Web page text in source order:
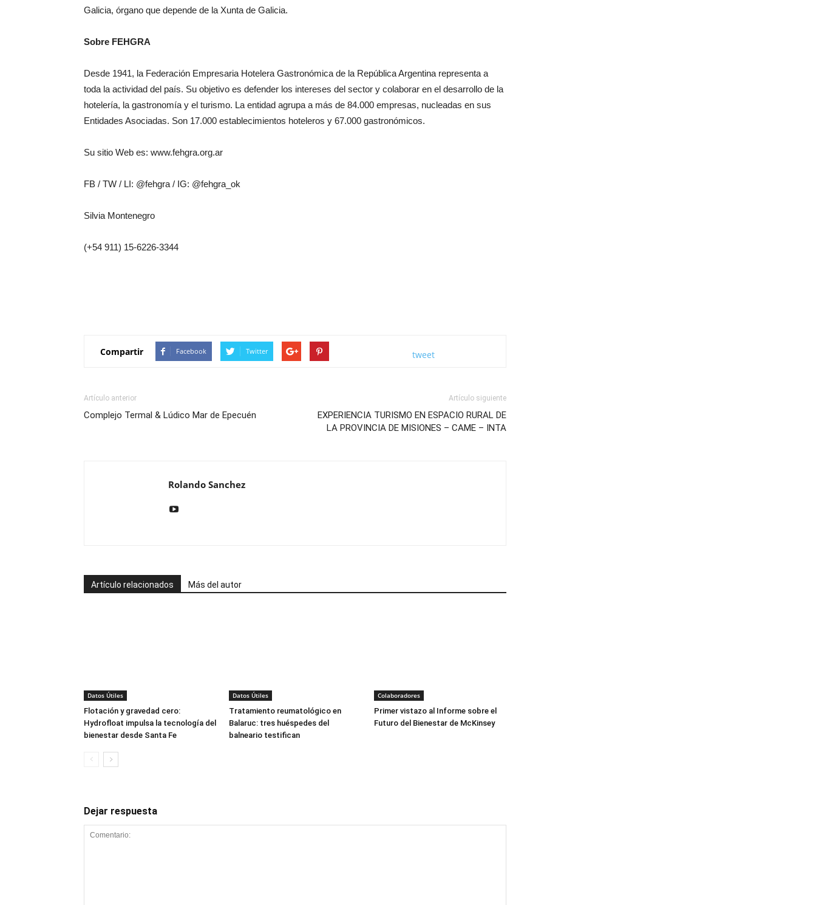
Galicia, órgano que depende de la Xunta de Galicia.
Sobre FEHGRA
Desde 1941, la Federación Empresaria Hotelera Gastronómica de la República Argentina representa a
toda la actividad del país. Su objetivo es defender los intereses del sector y colaborar en el desarrollo de la
hotelería, la gastronomía y el turismo. La entidad agrupa a más de 84.000 empresas, nucleadas en sus
Entidades Asociadas. Son 17.000 establecimientos hoteleros y 67.000 gastronómicos.
Su sitio Web es: www.fehgra.org.ar
FB / TW / LI: @fehgra / IG: @fehgra_ok
Silvia Montenegro
(+54 911) 15-6226-3344
Compartir Facebook Twitter tweet
Artículo anterior
Complejo Termal & Lúdico Mar de Epecuén
Artículo siguiente
EXPERIENCIA TURISMO EN ESPACIO RURAL DE
LA PROVINCIA DE MISIONES – CAME – INTA
Rolando Sanchez
Artículo relacionados Más del autor
Datos Útiles
Flotación y gravedad cero:
Hydrofloat impulsa la tecnología del
bienestar desde Santa Fe
Datos Útiles
Tratamiento reumatológico en
Balaruc: tres huéspedes del
balneario testifican
Colaboradores
Primer vistazo al Informe sobre el
Futuro del Bienestar de McKinsey
Dejar respuesta